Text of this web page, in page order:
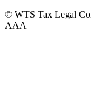
© WTS Tax Legal
AAA